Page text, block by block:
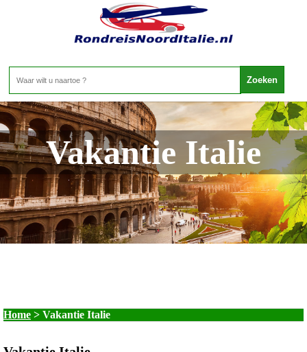
Vakantie Italie
Home > Vakantie Italie